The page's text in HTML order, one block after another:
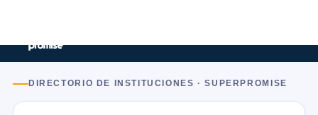
DIRECTORIO DE INSTITUCIONES · SUPERPROMISE